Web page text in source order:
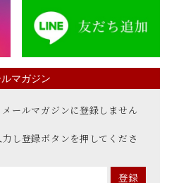
マガジン
ールマガジンに登録しません
し登録ボタンを押してくださ